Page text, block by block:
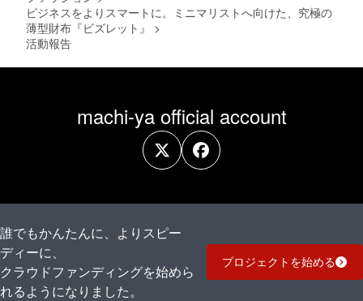
ビジネスをよりスマートに。ミニマリストへ向けた、究極の
薄型財布『ビズレット』
>
活動報告
machi-ya official account
誰でもかんたんに、よりスピー
ディーに、
クラウドファンディングを始めら
れるようになりました。
プロジェクトを始める